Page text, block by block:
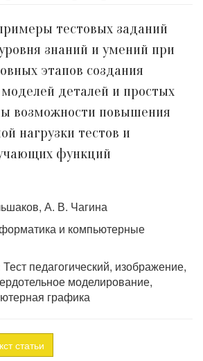
тестовых заданий
знаний и умений при
этапов создания
деталей и простых
возможности повышения
нагрузки тестов и
функций
А. В. Чагина
и компьютерные
Тест педагогический, изображение,
моделирование,
графика
статьи